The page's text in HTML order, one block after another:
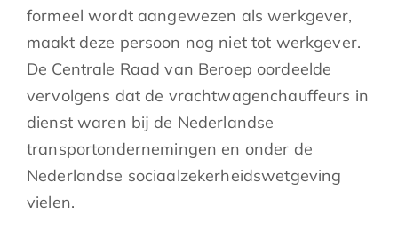
formeel wordt aangewezen als werkgever,
maakt deze persoon nog niet tot werkgever.
De Centrale Raad van Beroep oordeelde
vervolgens dat de vrachtwagenchauffeurs in
dienst waren bij de Nederlandse
transportondernemingen en onder de
Nederlandse sociaalzekerheidswetgeving
vielen.